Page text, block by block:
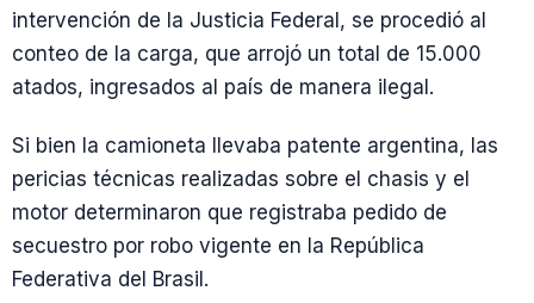
intervención de la Justicia Federal, se procedió al
conteo de la carga, que arrojó un total de 15.000
atados, ingresados al país de manera ilegal.
Si bien la camioneta llevaba patente argentina, las
pericias técnicas realizadas sobre el chasis y el
motor determinaron que registraba pedido de
secuestro por robo vigente en la República
Federativa del Brasil.